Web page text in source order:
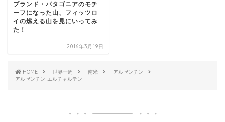
ブランド・パタゴニアのモチ
ーフになった山、フィッツロ
イの燃える山を見にいってみ
た！
2016年3月19日
HOME 世界一周 南米
アルゼンチン
アルゼンチン-エルチャルテン